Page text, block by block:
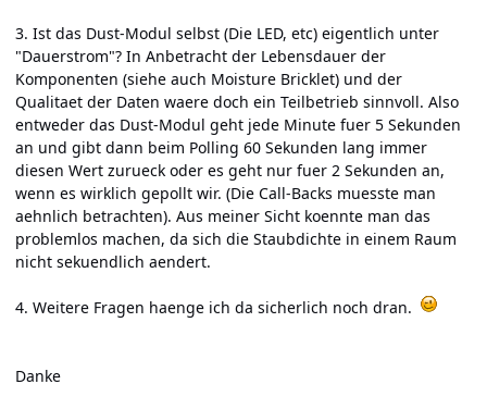
3. Ist das Dust-Modul selbst (Die LED, etc) eigentlich unter
"Dauerstrom"? In Anbetracht der Lebensdauer der
Komponenten (siehe auch Moisture Bricklet) und der
Qualitaet der Daten waere doch ein Teilbetrieb sinnvoll. Also
entweder das Dust-Modul geht jede Minute fuer 5 Sekunden
an und gibt dann beim Polling 60 Sekunden lang immer
diesen Wert zurueck oder es geht nur fuer 2 Sekunden an,
wenn es wirklich gepollt wir. (Die Call-Backs muesste man
aehnlich betrachten). Aus meiner Sicht koennte man das
problemlos machen, da sich die Staubdichte in einem Raum
nicht sekuendlich aendert.
4. Weitere Fragen haenge ich da sicherlich noch dran.
Danke